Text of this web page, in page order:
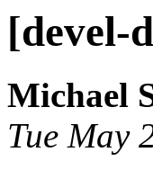
[devel-
Michael
Tue May